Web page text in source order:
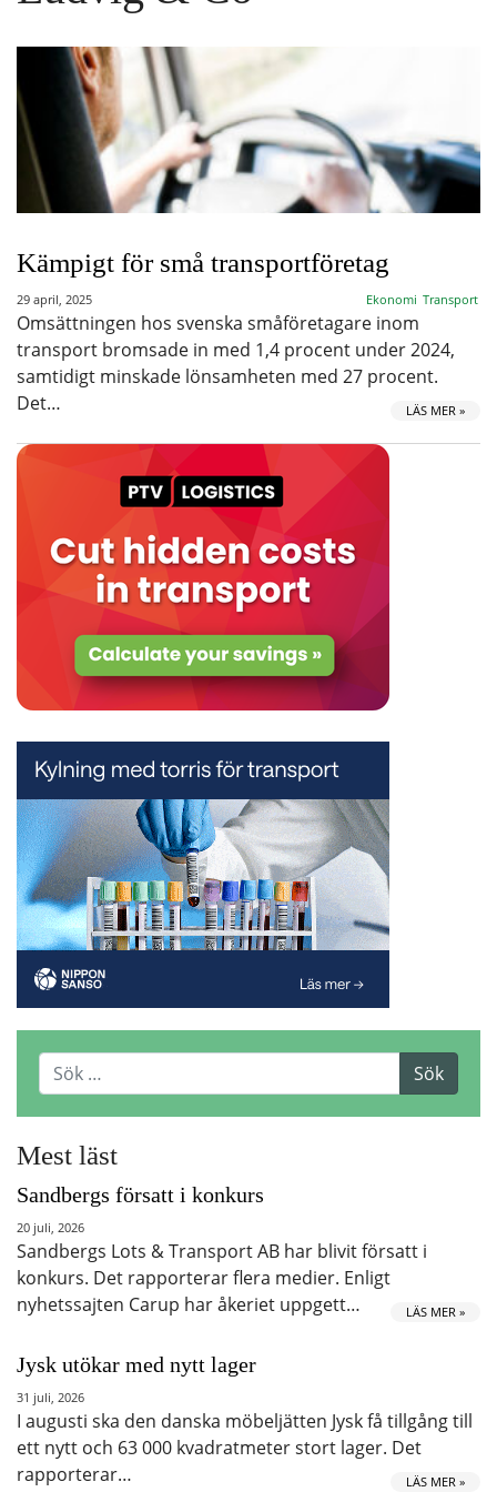
Kämpigt för små transportföretag
29 april, 2025 Ekonomi Transport
Omsättningen hos svenska småföretagare inom
transport bromsade in med 1,4 procent under 2024,
samtidigt minskade lönsamheten med 27 procent.
Det…
LÄS MER »
Mest läst
Sandbergs försatt i konkurs
20 juli, 2026
Sandbergs Lots & Transport AB har blivit försatt i
konkurs. Det rapporterar flera medier. Enligt
nyhetssajten Carup har åkeriet uppgett…
LÄS MER »
Jysk utökar med nytt lager
31 juli, 2026
I augusti ska den danska möbeljätten Jysk få tillgång till
ett nytt och 63 000 kvadratmeter stort lager. Det
rapporterar…
LÄS MER »